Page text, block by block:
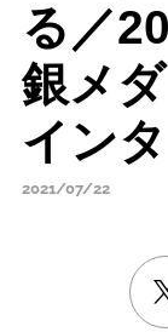
る／
銀メ
イン
2021/07/22